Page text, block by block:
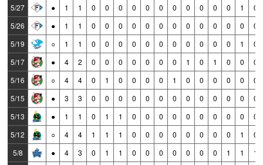
5/27
● 1 1 0 0 0 0 0 0 0 0 0 0 0 1
0
5/26
● 1 1 0 0 0 0 0 0 0 0 0 0 0 0
0
5/19
○ 1 1 0 0 0 0 0 0 0 0 0 0 0 1
0
5/17
● 4 2 0 0 0 0 0 0 0 1 0 1 0 0
0
5/16
○ 4 4 0 1 0 0 0 0 1 0 0 0 0 0
0
5/15
● 3 3 0 0 0 0 0 0 0 0 0 0 0 0
0
5/13
● 1 1 0 1 1 0 0 0 0 0 0 0 0 0
0
5/12
○ 4 4 1 1 1 0 0 0 0 0 0 0 0 1
0
5/8
● 4 3 0 1 1 0 0 0 0 0 0 0 1 1
1